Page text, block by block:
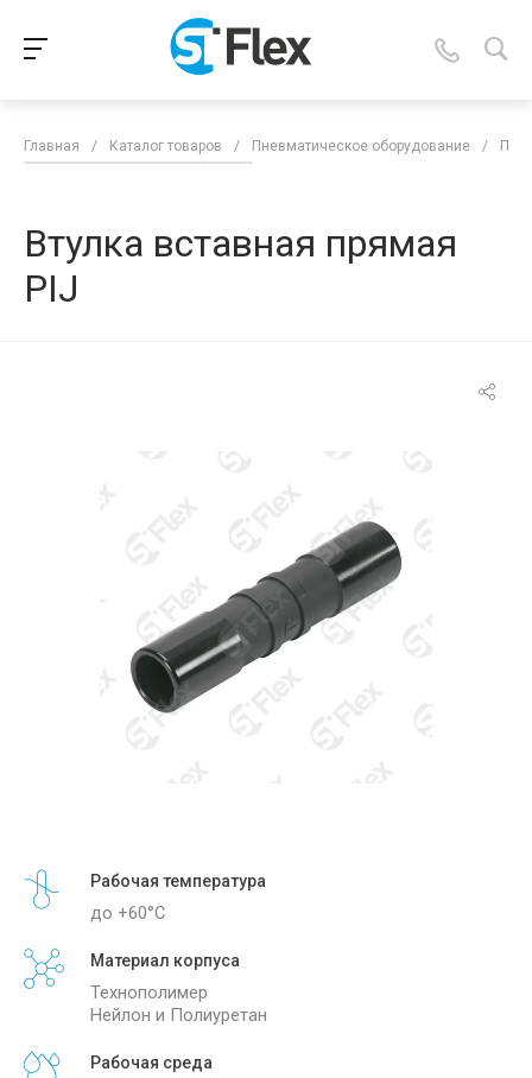
Главная / Каталог товаров / Пневматическое оборудование /
Втулка вставная прямая
PIJ
Рабочая температура
до +60°С
Материал корпуса
Технополимер
Нейлон и Полиуретан
Рабочая среда